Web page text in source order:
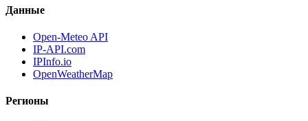
Данные
Open-Meteo API
IP-API.com
IPInfo.io
OpenWeatherMap
Регионы